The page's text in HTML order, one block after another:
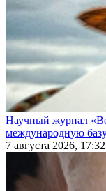
Научный журнал
международную
7 августа 2026, 17:32